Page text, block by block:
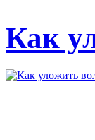
Как